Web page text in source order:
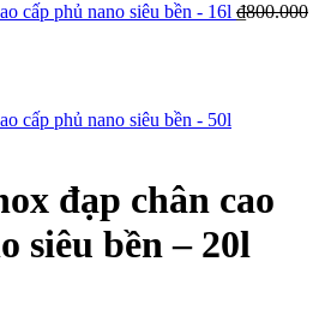
cấp phủ nano siêu bền - 16l ₫800.000
cấp phủ nano siêu bền - 50l
đạp chân cao
siêu bền – 20l